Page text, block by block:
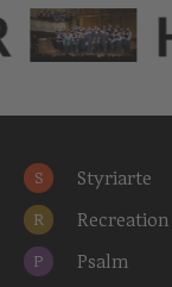
S Styriarte
R Recreation
P Psalm